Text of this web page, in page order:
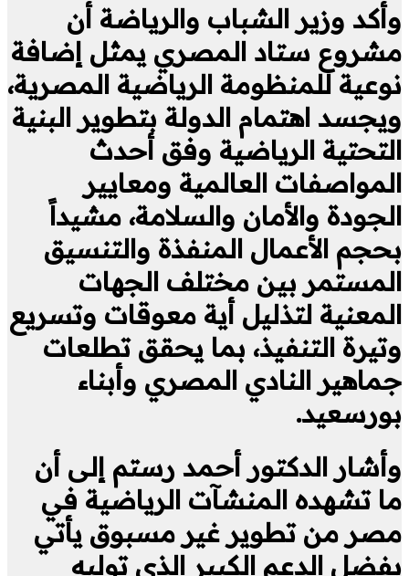
وأكد وزير الشباب والرياضة أن
مشروع ستاد المصري يمثل إضافة
نوعية للمنظومة الرياضية المصرية،
ويجسد اهتمام الدولة بتطوير البنية
التحتية الرياضية وفق أحدث
المواصفات العالمية ومعايير
الجودة والأمان والسلامة، مشيداً
بحجم الأعمال المنفذة والتنسيق
المستمر بين مختلف الجهات
المعنية لتذليل أية معوقات وتسريع
وتيرة التنفيذ، بما يحقق تطلعات
جماهير النادي المصري وأبناء
بورسعيد.
وأشار الدكتور أحمد رستم إلى أن
ما تشهده المنشآت الرياضية في
مصر من تطوير غير مسبوق يأتي
بفضل الدعم الكبير الذي توليه